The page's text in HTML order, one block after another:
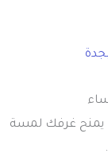
يمنح غرفك لمسة